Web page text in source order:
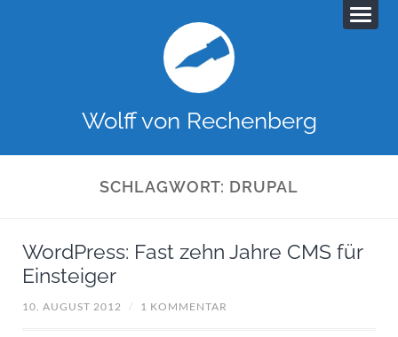
Wolff von Rechenberg
SCHLAGWORT: DRUPAL
WordPress: Fast zehn Jahre CMS für
Einsteiger
10. AUGUST 2012 / 1 KOMMENTAR